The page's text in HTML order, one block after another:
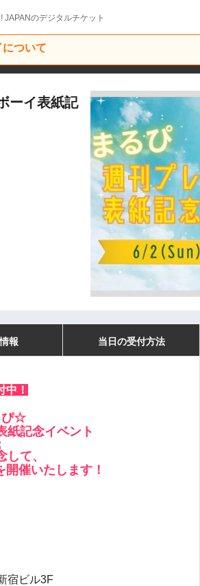
のデジタルチケット
について
ーイ表紙記
報 当日の受付方法
中！
☆
紙記念イベント
して、
開催いたします！
宿ビル3F